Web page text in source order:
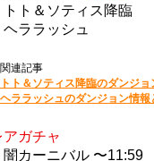
トト＆ソティス降臨
ヘララッシュ
連記事
トト＆ソティス降臨のダンジ
ヘララッシュのダンジョン情
アガチャ
闇カーニバル 〜11:59